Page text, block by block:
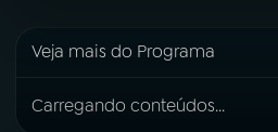
Veja mais do Programa
Carregando conteúdos...